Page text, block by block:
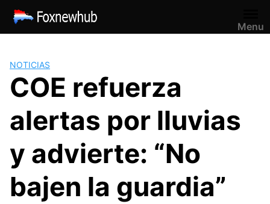
Saltar
contenido
Menu
NOTICIAS
COE refuerza
alertas por lluvias
y advierte: “No
bajen la guardia”